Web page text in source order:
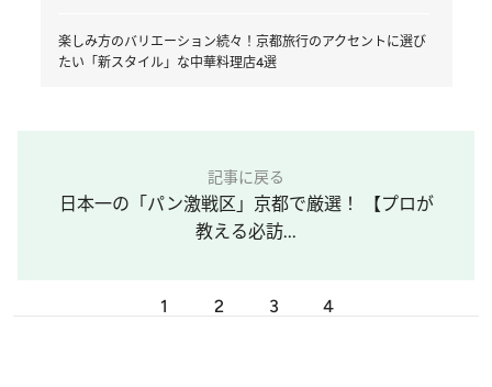
楽しみ方のバリエーション続々！京都旅行のアクセントに選び
たい「新スタイル」な中華料理店4選
記事に戻る
日本一の「パン激戦区」京都で厳選！ 【プロが
教える必訪...
1 2 3 4